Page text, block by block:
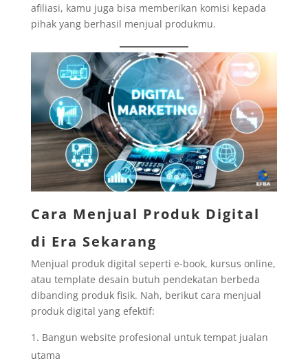
afiliasi, kamu juga bisa memberikan komisi kepada
pihak yang berhasil menjual produkmu.
Cara Menjual Produk Digital
di Era Sekarang
Menjual produk digital seperti e-book, kursus online,
atau template desain butuh pendekatan berbeda
dibanding produk fisik. Nah, berikut cara menjual
produk digital yang efektif:
Bangun website profesional untuk tempat jualan
utama